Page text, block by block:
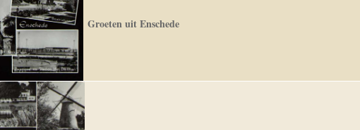
Groeten uit Enschede